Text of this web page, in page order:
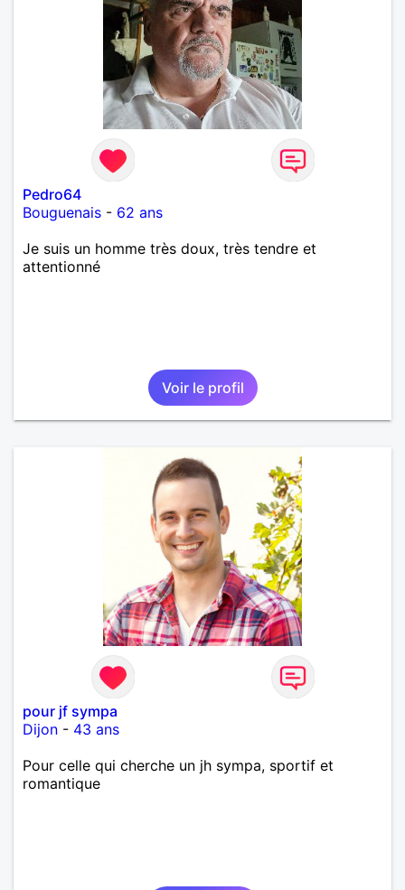
Pedro64
Bouguenais - 62 ans
Je suis un homme très doux, très tendre et
attentionné
Voir le profil
pour jf sympa
Dijon - 43 ans
Pour celle qui cherche un jh sympa, sportif et
romantique